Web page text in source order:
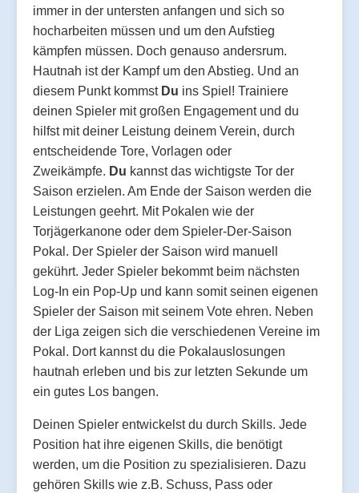
immer in der untersten anfangen und sich so
hocharbeiten müssen und um den Aufstieg
kämpfen müssen. Doch genauso andersrum.
Hautnah ist der Kampf um den Abstieg. Und an
diesem Punkt kommst Du ins Spiel! Trainiere
deinen Spieler mit großen Engagement und du
hilfst mit deiner Leistung deinem Verein, durch
entscheidende Tore, Vorlagen oder
Zweikämpfe. Du kannst das wichtigste Tor der
Saison erzielen. Am Ende der Saison werden die
Leistungen geehrt. Mit Pokalen wie der
Torjägerkanone oder dem Spieler-Der-Saison
Pokal. Der Spieler der Saison wird manuell
gekührt. Jeder Spieler bekommt beim nächsten
Log-In ein Pop-Up und kann somit seinen eigenen
Spieler der Saison mit seinem Vote ehren. Neben
der Liga zeigen sich die verschiedenen Vereine im
Pokal. Dort kannst du die Pokalauslosungen
hautnah erleben und bis zur letzten Sekunde um
ein gutes Los bangen.
Deinen Spieler entwickelst du durch Skills. Jede
Position hat ihre eigenen Skills, die benötigt
werden, um die Position zu spezialisieren. Dazu
gehören Skills wie z.B. Schuss, Pass oder